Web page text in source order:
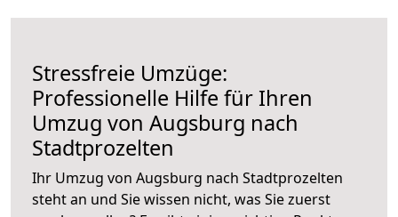
Stressfreie Umzüge:
Professionelle Hilfe für Ihren
Umzug von Augsburg nach
Stadtprozelten
Ihr Umzug von Augsburg nach Stadtprozelten
steht an und Sie wissen nicht, was Sie zuerst